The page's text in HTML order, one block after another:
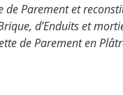
de Parement et
d’Enduits et
de Parement en